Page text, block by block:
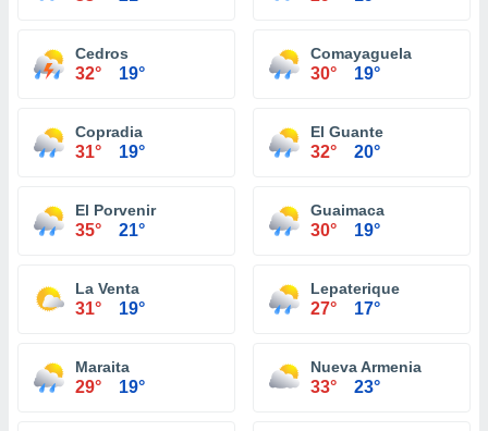
Cedros
32° 19°
Comayaguela
30° 19°
Copradia
31° 19°
El Guante
32° 20°
El Porvenir
35° 21°
Guaimaca
30° 19°
La Venta
31° 19°
Lepaterique
27° 17°
Maraita
29° 19°
Nueva Armenia
33° 23°